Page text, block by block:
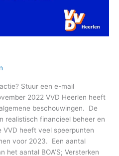
Stuur een e-mail
2022 VVD Heerlen heeft
beschouwingen. De
realistisch financieel beheer en
VVD heeft veel speerpunten
voor 2023. Een aantal
het aantal BOA’S; Versterken